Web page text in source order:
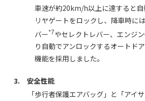
車速が約20km/h以上に達すると自
リヤゲートをロックし、降車時に
バー*7やセレクトレバー、エンジ
り自動でアンロックするオートド
機能を採用しました。
3. 安全性能
「歩行者保護エアバッグ」と「アイ